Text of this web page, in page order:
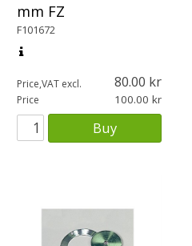
mm FZ
F101672
Price,VAT excl. 80.00
Price 100.00
Buy